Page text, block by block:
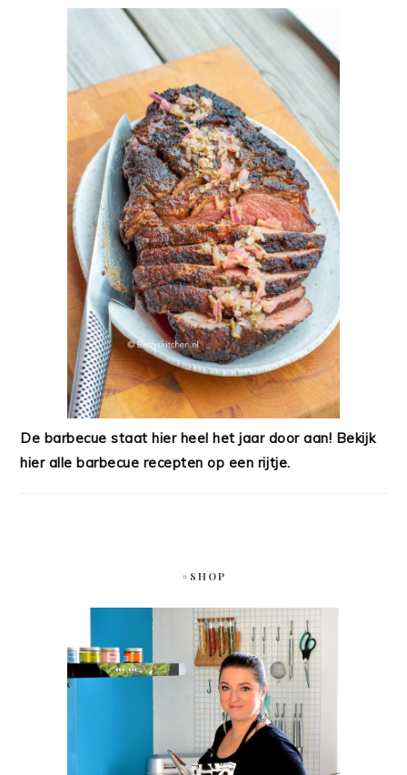
De barbecue staat hier heel het jaar door aan! Bekijk
hier alle barbecue recepten op een rijtje.
#SHOP